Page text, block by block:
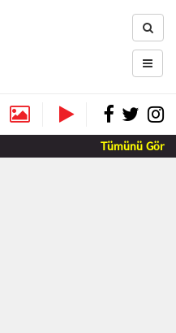
Tümünü Gör